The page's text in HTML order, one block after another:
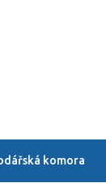
komora